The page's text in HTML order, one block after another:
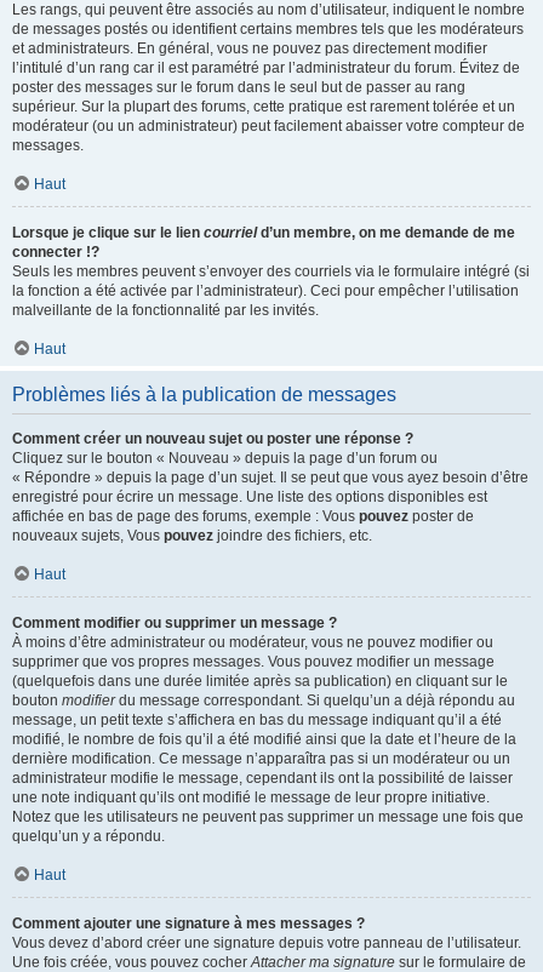
Les rangs, qui peuvent être associés au nom d’utilisateur, indiquent le nombre
de messages postés ou identifient certains membres tels que les modérateurs
et administrateurs. En général, vous ne pouvez pas directement modifier
l’intitulé d’un rang car il est paramétré par l’administrateur du forum. Évitez de
poster des messages sur le forum dans le seul but de passer au rang
supérieur. Sur la plupart des forums, cette pratique est rarement tolérée et un
modérateur (ou un administrateur) peut facilement abaisser votre compteur de
messages.
Haut
Lorsque je clique sur le lien courrield’un membre, on me demande de me
connecter !?
Seuls les membres peuvent s’envoyer des courriels via le formulaire intégré (si
la fonction a été activée par l’administrateur). Ceci pour empêcher l’utilisation
malveillante de la fonctionnalité par les invités.
Haut
Problèmes liés à la publication de messages
Comment créer un nouveau sujet ou poster une réponse ?
Cliquez sur le bouton « Nouveau » depuis la page d’un forum ou
« Répondre » depuis la page d’un sujet. Il se peut que vous ayez besoin d’être
enregistré pour écrire un message. Une liste des options disponibles est
affichée en bas de page des forums, exemple : Vous pouvez poster de
nouveaux sujets, Vous pouvez joindre des fichiers, etc.
Haut
Comment modifier ou supprimer un message ?
À moins d’être administrateur ou modérateur, vous ne pouvez modifier ou
supprimer que vos propres messages. Vous pouvez modifier un message
(quelquefois dans une durée limitée après sa publication) en cliquant sur le
bouton modifierdu message correspondant. Si quelqu’un a déjà répondu au
message, un petit texte s’affichera en bas du message indiquant qu’il a été
modifié, le nombre de fois qu’il a été modifié ainsi que la date et l’heure de la
dernière modification. Ce message n’apparaîtra pas si un modérateur ou un
administrateur modifie le message, cependant ils ont la possibilité de laisser
une note indiquant qu’ils ont modifié le message de leur propre initiative.
Notez que les utilisateurs ne peuvent pas supprimer un message une fois que
quelqu’un y a répondu.
Haut
Comment ajouter une signature à mes messages ?
Vous devez d’abord créer une signature depuis votre panneau de l’utilisateur.
Une fois créée, vous pouvez cocherAttacher ma signature sur le formulaire de